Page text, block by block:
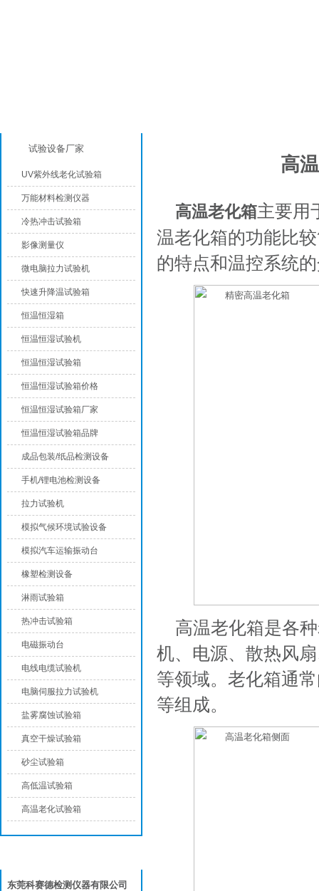
高
高温老化箱主要用
温老化箱的功能比
的特点和温控系统
高温老化箱是各
机、电源、散热风
等领域。老化箱通
等组成。
试验设备厂家
UV紫外线老化试验箱
万能材料检测仪器
冷热冲击试验箱
影像测量仪
微电脑拉力试验机
快速升降温试验箱
恒温恒湿箱
恒温恒湿试验机
恒温恒湿试验箱
恒温恒湿试验箱价格
恒温恒湿试验箱厂家
恒温恒湿试验箱品牌
成品包装/纸品检测设备
手机/锂电池检测设备
拉力试验机
模拟气候环境试验设备
模拟汽车运输振动台
橡塑检测设备
淋雨试验箱
热冲击试验箱
电磁振动台
电线电缆试验机
电脑伺服拉力试验机
盐雾腐蚀试验箱
真空干燥试验箱
砂尘试验箱
高低温试验箱
高温老化试验箱
东莞科赛德检测仪器有限公司